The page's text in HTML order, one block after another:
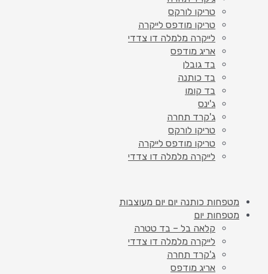
טריקו לורקס
טריקו מודפס לייקרה
לייקרה מלמלה דו צדדי
אריג מודפס
בד גובלן
בד כותנה
בד קומו
ג'ינס
ג'קרד תחרה
טריקו לורקס
טריקו מודפס לייקרה
לייקרה מלמלה דו צדדי
מטפחות כותנה יום יום מעוצבות
מטפחות יום
קלאה בל – בד טטרה
לייקרה מלמלה דו צדדי
ג'קרד תחרה
אריג מודפס